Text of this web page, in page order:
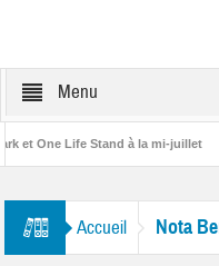
Menu
et One Life Stand à la mi-juillet
Accueil Nota